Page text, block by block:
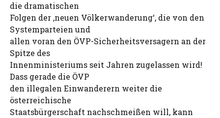
die dramatischen
Folgen der ‚neuen Völkerwanderung‘, die von den
Systemparteien und
allen voran den ÖVP-Sicherheitsversagern an der
Spitze des
Innenministeriums seit Jahren zugelassen wird!
Dass gerade die ÖVP
den illegalen Einwanderern weiter die
österreichische
Staatsbürgerschaft nachschmeißen will, kann